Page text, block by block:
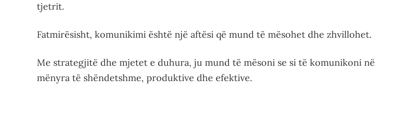
tjetrit.
Fatmirësisht, komunikimi është një aftësi që mund të mësohet dhe zhvillohet.
Me strategjitë dhe mjetet e duhura, ju mund të mësoni se si të komunikoni në
mënyra të shëndetshme, produktive dhe efektive.